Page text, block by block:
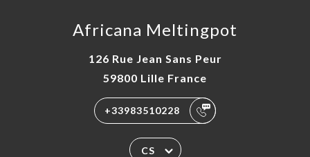
Africana Meltingpot
126 Rue Jean Sans Peur
59800 Lille France
+33983510228
CS